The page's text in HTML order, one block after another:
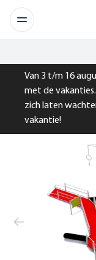
Van 3 t/m 16
met de
zich laten
vakantie!